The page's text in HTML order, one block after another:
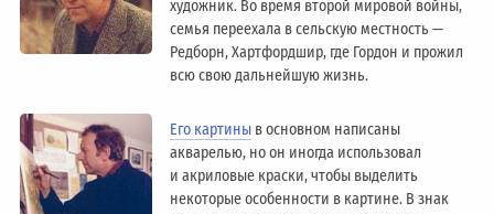
художник. Во время второй мировой войны,
семья переехала в сельскую местность —
Редборн, Хартфордшир, где Гордон и прожил
всю свою дальнейшую жизнь.
Его картины в основном написаны
акварелью, но он иногда использовал
и акриловые краски, чтобы выделить
некоторые особенности в картине. В знак